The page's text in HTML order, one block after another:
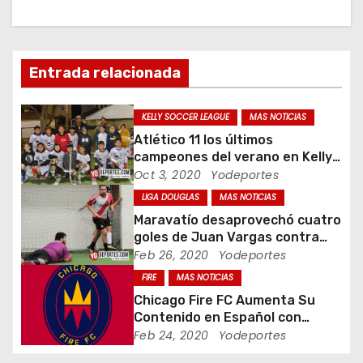
c
i
ó
n
d
e
Entrada relacionada
KELLY SOCCER LEAGUE MAS NOTICIAS
Atlético 11 los últimos
campeones del verano en Kelly
Soccer League
Oct 3, 2020 Yodeportes
LIGA DOUGLAS MAS NOTICIAS
Maravatío desaprovechó cuatro
goles de Juan Vargas contra
Lobos Sierreños
Feb 26, 2020 Yodeportes
FIRE MAS NOTICIAS
Chicago Fire FC Aumenta Su
Contenido en Español con
@VamosFire en Twitter
Feb 24, 2020 Yodeportes